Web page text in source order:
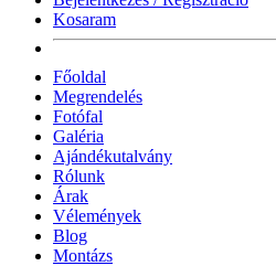
Kosaram
Főoldal
Megrendelés
Fotófal
Galéria
Ajándékutalvány
Rólunk
Árak
Vélemények
Blog
Montázs